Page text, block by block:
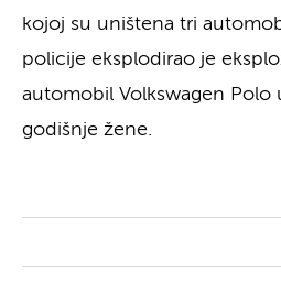
kojoj su uništena tri
policije eksplodirao je
automobil Volkswagen Polo
godišnje žene.